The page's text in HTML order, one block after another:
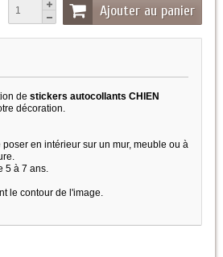
Ajouter au panier
de stickers autocollants CHIEN
décoration.
en intérieur sur un mur, meuble ou à
5 à 7 ans.
le contour de l'image.